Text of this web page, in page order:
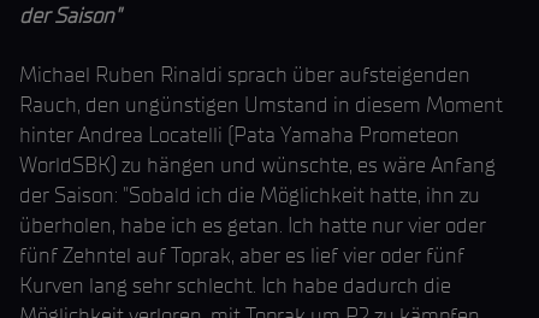
der Saison"
Michael Ruben Rinaldi sprach über aufsteigenden
Rauch, den ungünstigen Umstand in diesem Moment
hinter Andrea Locatelli (Pata Yamaha Prometeon
WorldSBK) zu hängen und wünschte, es wäre Anfang
der Saison: "Sobald ich die Möglichkeit hatte, ihn zu
überholen, habe ich es getan. Ich hatte nur vier oder
fünf Zehntel auf Toprak, aber es lief vier oder fünf
Kurven lang sehr schlecht. Ich habe dadurch die